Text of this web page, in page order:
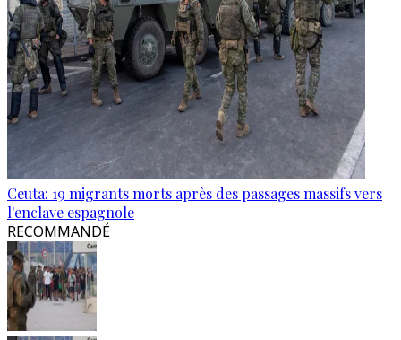
Ceuta: 19 migrants morts après des passages massifs vers
l'enclave espagnole
RECOMMANDÉ